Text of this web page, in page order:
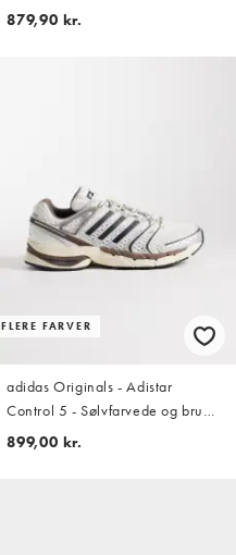
879,90 kr.
FLERE FARVER
adidas Originals - Adistar
Control 5 - Sølvfarvede og brune
sneakers
899,00 kr.